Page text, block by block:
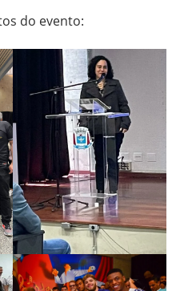
do evento: